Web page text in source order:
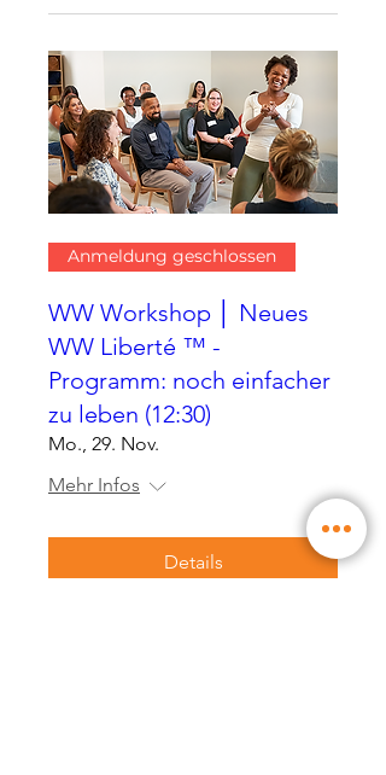
Anmeldung geschlossen
WW Workshop │ Neues
WW Liberté ™ -
Programm: noch einfacher
zu leben (12:30)
Mo., 29. Nov.
Mehr Infos
Details